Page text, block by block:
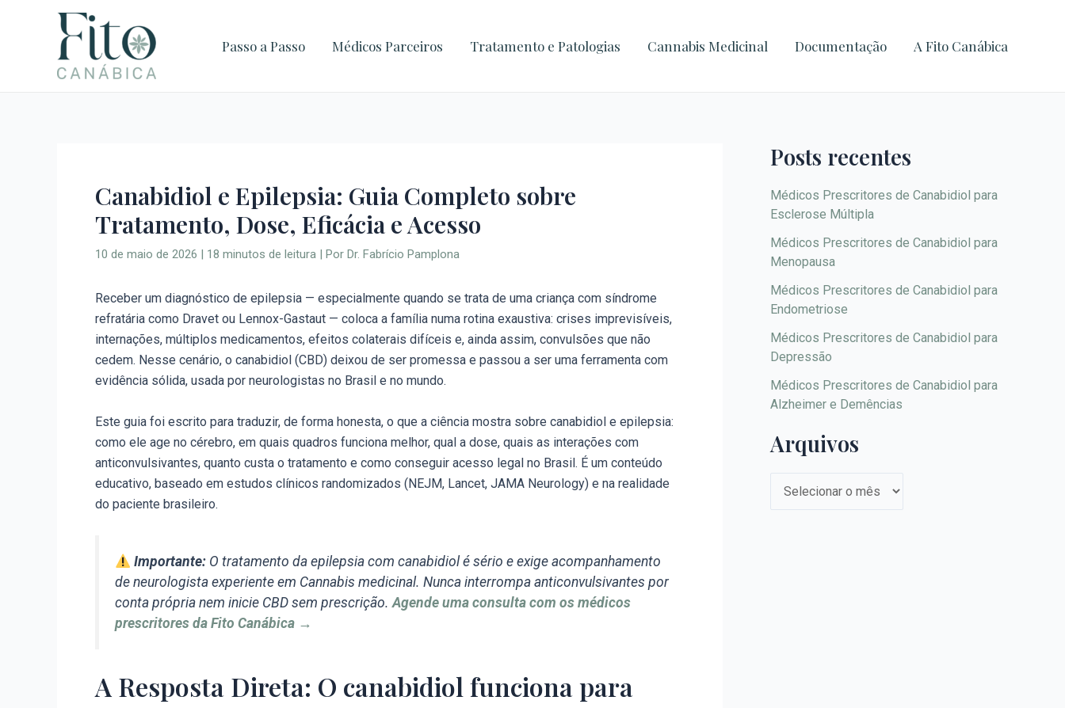
Passo a Passo Médicos Parceiros Tratamento e Patologias Cannabis Medicinal Documentação A Fito Canábica
Canabidiol e Epilepsia: Guia Completo sobre
Tratamento, Dose, Eficácia e Acesso
10 de maio de 2026 | 18 minutos de leitura | Por Dr. Fabrício Pamplona
Receber um diagnóstico de epilepsia — especialmente quando se trata de uma criança com síndrome
refratária como Dravet ou Lennox-Gastaut — coloca a família numa rotina exaustiva: crises imprevisíveis,
internações, múltiplos medicamentos, efeitos colaterais difíceis e, ainda assim, convulsões que não
cedem. Nesse cenário, o canabidiol (CBD) deixou de ser promessa e passou a ser uma ferramenta com
evidência sólida, usada por neurologistas no Brasil e no mundo.
Este guia foi escrito para traduzir, de forma honesta, o que a ciência mostra sobre canabidiol e epilepsia:
como ele age no cérebro, em quais quadros funciona melhor, qual a dose, quais as interações com
anticonvulsivantes, quanto custa o tratamento e como conseguir acesso legal no Brasil. É um conteúdo
educativo, baseado em estudos clínicos randomizados (NEJM, Lancet, JAMA Neurology) e na realidade
do paciente brasileiro.
Importante: O tratamento da epilepsia com canabidiol é sério e exige acompanhamento
de neurologista experiente em Cannabis medicinal. Nunca interrompa anticonvulsivantes por
conta própria nem inicie CBD sem prescrição. Agende uma consulta com os médicos
prescritores da Fito Canábica →
A Resposta Direta: O canabidiol funciona para
Posts recentes
Médicos Prescritores de Canabidiol para
Esclerose Múltipla
Médicos Prescritores de Canabidiol para
Menopausa
Médicos Prescritores de Canabidiol para
Endometriose
Médicos Prescritores de Canabidiol para
Depressão
Médicos Prescritores de Canabidiol para
Alzheimer e Demências
Arquivos
o
s